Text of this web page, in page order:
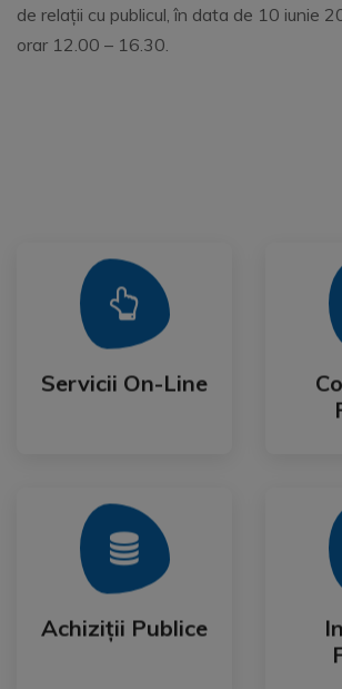
de relații cu publicul, în data de 10 iunie
orar 12.00 – 16.30.
Servicii On-Line
Servicii On-Line
Mai Mult
Achiziții Publice
Achiziții Publice
Mai Mult